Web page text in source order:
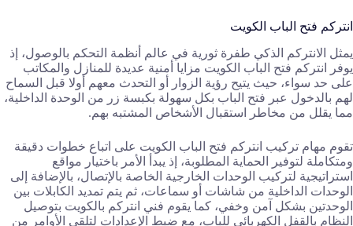
انتركم فتح الباب الكويت
يمثل الانتركم الذكي طفرة ثورية في عالم أنظمة التحكم بالوصول، إذ
يوفر انتركم فتح الباب الكويت مزايا أمنية عديدة للمنازل والمكاتب
على حد سواء، حيث يتيح رؤية الزوار أو التحدث معهم أولا قبل السماح
لهم بالدخول عبر فتح الباب بكل سهولة بكبسة زر من الوحدة الداخلية،
مما يقلل من مخاطر استقبال الأشخاص المشتبه بهم.
تقوم مهام تركيب انتركم فتح الباب الكويت على اتباع خطوات دقيقة
ومتكاملة لتوفير الحماية المطلوبة، إذ يبدأ الأمر باختيار مواقع
استراتيجية لتركيب الوحدات الخارجية الخاصة بالإتصال، بالإضافة إلى
الوحدات الداخلية من شاشات أو سماعات، ثم يتم تمديد الكابلات بين
الوحدتين بشكل آمن وخفي، كما يقوم فني انتركم بالكويت بتوصيل
النظام بالقفل الكهربائي للباب، مع ضبط الإعدادات لتلقي الأوامر من